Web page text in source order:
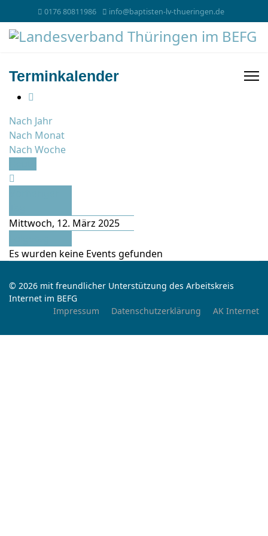
0176 80811986 info@baptisten-lv-thueringen.de
Terminkalender
Nach Jahr
Nach Monat
Nach Woche
Mittwoch, 12. März 2025
Es wurden keine Events gefunden
© 2026 mit freundlicher Unterstützung des Arbeitskreis
Internet im BEFG
Impressum
Datenschutzerklärung AK Internet